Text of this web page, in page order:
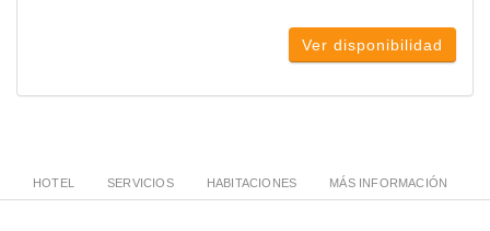
Ver disponibilidad
HOTEL SERVICIOS HABITACIONES MÁS INFORMACIÓN